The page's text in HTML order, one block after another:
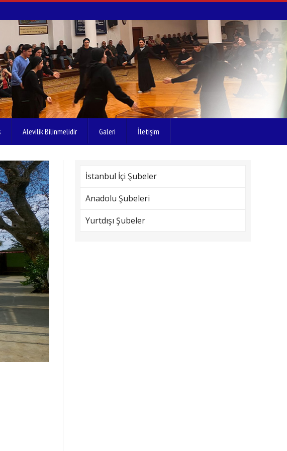
Alevilik Bilinmelidir Galeri İletişim
İstanbul İçi Şubeler
Anadolu Şubeleri
Yurtdışı Şubeler